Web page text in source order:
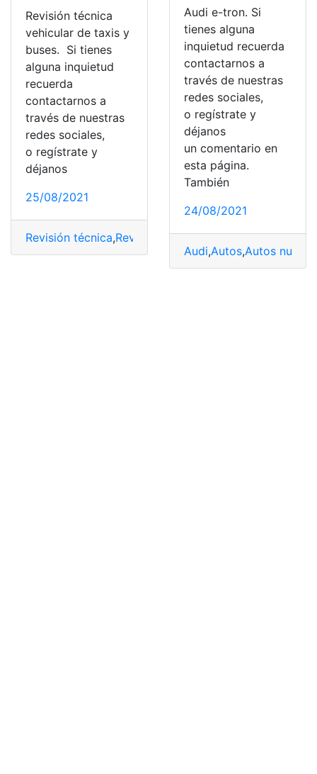
Revisión técnica
vehicular de taxis y
buses. Si tienes
alguna inquietud
recuerda
contactarnos a
través de nuestras
redes sociales,
o regístrate y
déjanos
25/08/2021
Revisión técnica,Revisión vehicular,Taxis,vehicular,
Audi e-tron. Si
tienes alguna
inquietud recuerda
contactarnos a
través de nuestras
redes sociales,
o regístrate y
déjanos
un comentario en
esta página.
También
24/08/2021
Audi,Autos,Autos nuevos